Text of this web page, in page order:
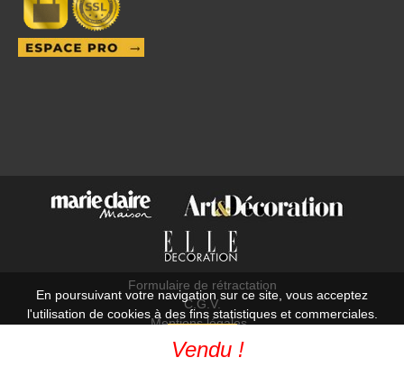
Vendu !
Formulaire de rétractation
C.G.V.
Mentions légales
En poursuivant votre navigation sur ce site, vous acceptez
l'utilisation de cookies à des fins statistiques et commerciales.
OK